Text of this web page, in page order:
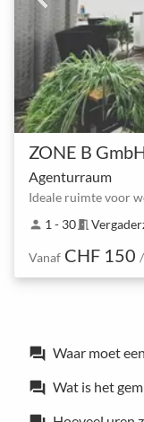
ZONE B
Agenturraum
Ideale ruimte voor
person 1 - 30meeting_room
Vanaf CHF 150
forum Waar moet
forum Wat is het